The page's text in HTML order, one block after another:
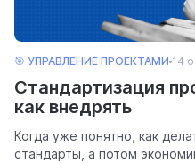
цены
тарифные планы для
🎯 УПРАВЛЕНИЕ ПРОЕКТАМИ 14
Стандартизация
как внедрять
Когда уже понятно, как
стандарты, а потом